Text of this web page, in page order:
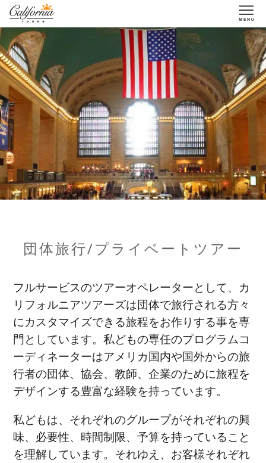
団体旅行/プライベートツアー
フルサービスのツアーオペレーターとして、カ
リフォルニアツアーズは団体で旅行される方々
にカスタマイズできる旅程をお作りする事を専
門としています。私どもの専任のプログラムコ
ーディネーターはアメリカ国内や国外からの旅
行者の団体、協会、教師、企業のために旅程を
デザインする豊富な経験を持っています。
私どもは、それぞれのグループがそれぞれの興
味、必要性、時間制限、予算を持っていること
を理解しています。それゆえ、お客様それぞれ